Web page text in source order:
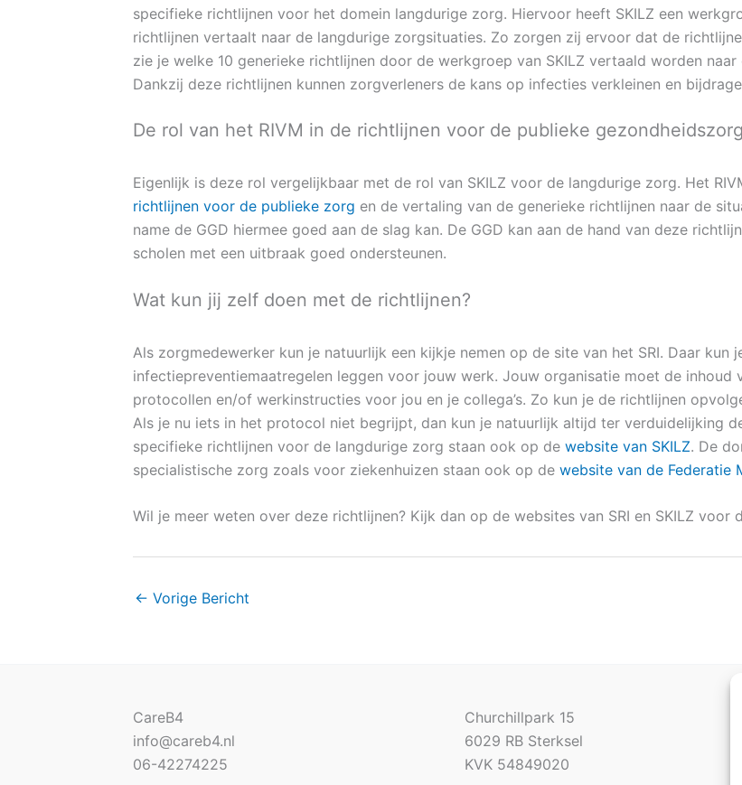
specifieke richtlijnen voor het domein langdurige zorg. Hiervoor heeft SKILZ een
richtlijnen vertaalt naar de langdurige zorgsituaties. Zo zorgen zij ervoor dat de
zie je welke 10 generieke richtlijnen door de werkgroep van SKILZ vertaald worden
Dankzij deze richtlijnen kunnen zorgverleners de kans op infecties verkleinen en
De rol van het RIVM in de richtlijnen voor de publieke gezondheidszorg
Eigenlijk is deze rol vergelijkbaar met de rol van SKILZ voor de langdurige zorg. Het
richtlijnen voor de publieke zorg en de vertaling van de generieke richtlijnen naar de
name de GGD hiermee goed aan de slag kan. De GGD kan aan de hand van deze
scholen met een uitbraak goed ondersteunen.
Wat kun jij zelf doen met de richtlijnen?
Als zorgmedewerker kun je natuurlijk een kijkje nemen op de site van het SRI. Daar kun
infectiepreventiemaatregelen leggen voor jouw werk. Jouw organisatie moet de inhoud
protocollen en/of werkinstructies voor jou en je collega’s. Zo kun je de richtlijnen
Als je nu iets in het protocol niet begrijpt, dan kun je natuurlijk altijd ter verduidelijking
specifieke richtlijnen voor de langdurige zorg staan ook op de website van SKILZ. De
specialistische zorg zoals voor ziekenhuizen staan ook op de website van de Federatie
Wil je meer weten over deze richtlijnen? Kijk dan op de websites van SRI en SKILZ voor
← Vorige Bericht
CareB4
info@careb4.nl
06-42274225
Churchillpark 15
6029 RB Sterksel
KVK 54849020